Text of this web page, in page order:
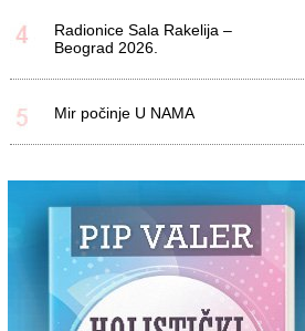
Radionice Sala Rakelija –
Beograd 2026.
Mir počinje U NAMA